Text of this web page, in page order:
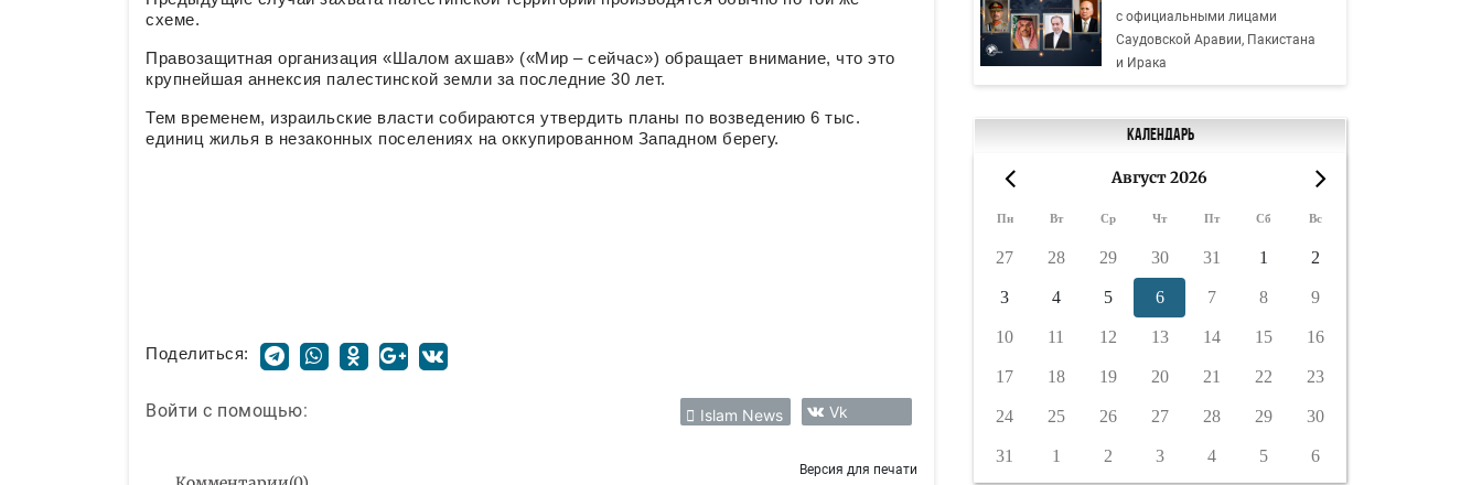
схеме.
Правозащитная организация «Шалом ахшав» («Мир – сейчас») обращает внимание, что это
крупнейшая аннексия палестинской земли за последние 30 лет.
Тем временем, израильские власти собираются утвердить планы по возведению 6 тыс.
единиц жилья в незаконных поселениях на оккупированном Западном берегу.
Поделиться:
Войти с помощью: Islam News Vk
Версия для печати
с официальными лицами
Саудовской Аравии, Пакистана
и Ирака
Календарь
Август 2026
Пн Вт Ср Чт Пт Сб Вс
27 28 29 30 31 1 2
3 4 5 6 7 8 9
10 11 12 13 14 15 16
17 18 19 20 21 22 23
24 25 26 27 28 29 30
31 1 2 3 4 5 6